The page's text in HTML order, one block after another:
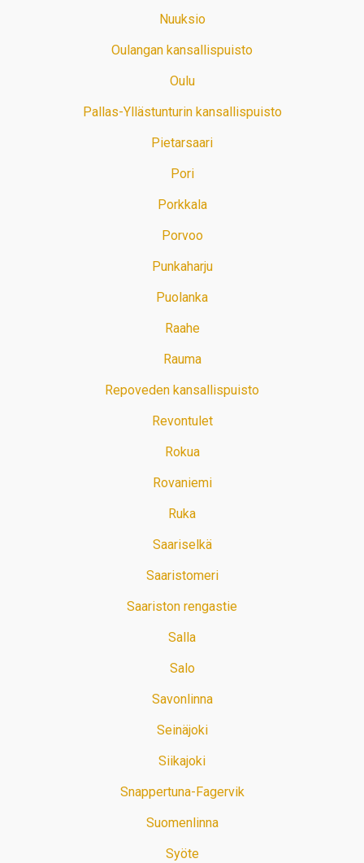
Nuuksio
Oulangan kansallispuisto
Oulu
Pallas-Yllästunturin kansallispuisto
Pietarsaari
Pori
Porkkala
Porvoo
Punkaharju
Puolanka
Raahe
Rauma
Repoveden kansallispuisto
Revontulet
Rokua
Rovaniemi
Ruka
Saariselkä
Saaristomeri
Saariston rengastie
Salla
Salo
Savonlinna
Seinäjoki
Siikajoki
Snappertuna-Fagervik
Suomenlinna
Syöte